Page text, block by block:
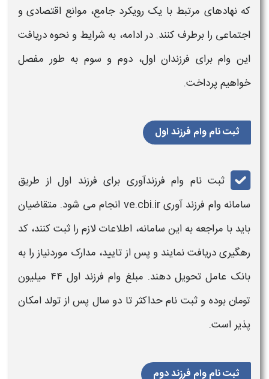
که نهادهای مرتبط با یک رویکرد جامع، موانع اقتصادی و
اجتماعی را برطرف کنند. در ادامه، به شرایط و نحوه دریافت
این وامبرای فرزنداناول، دوم و سوم به‌ طور مفصل
خواهیم پرداخت.
ثبت نام وام فرزند اول
ثبت نام وام فرزندآوری برای فرزند اول از طریق
سامانه وام فرزند آوریve.cbi.ir انجام می‌ شود. متقاضیان
باید با مراجعه به این سامانه، اطلاعات لازم را ثبت کنند، کد
رهگیری دریافت نمایند و پس از تایید، مدارک موردنیاز را به
بانک عامل تحویل دهند. مبلغ وام فرزند
اول ۴۴ میلیون
تومان بوده وثبت‌ نامحداکثر تا دو سال پس از تولد امکان‌
پذیر است.
ثبت نام وام فرزند دوم